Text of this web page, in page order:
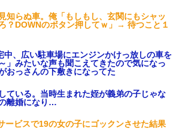
た4万
ヤバすぎ
な高い
」
の金庫
ママ『そ
、開けて
義兄「泥
！」結
けどなん
」私「」
ーワロ
知らぬ車。俺「もしもし、玄関にもシャッ
？DOWNのボタン押してｗ」→ 待つこと１
中、広い駐車場にエンジンかけっ放しの車を
」みたいな声も聞こえてきたので気になっ
おっさんの下敷きになってた
ている。当時生まれた姪が義弟の子じゃな
離婚になり…
ービスで19の女の子にゴックンさせた結果